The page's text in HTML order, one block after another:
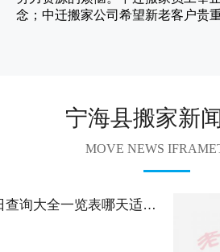
念；中迁搬家公司希望新老客户贵
宁海县搬家新
MOVE NEWS
宁海县2022年9月份搬家的黄道吉日查询大全一览表哪天适合搬家好日子